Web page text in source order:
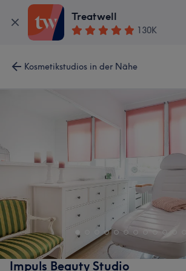
Treatwell
130K
Kosmetikstudios in der Nähe
Impuls Beauty Studio